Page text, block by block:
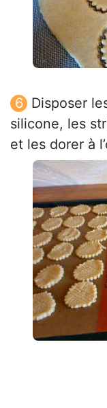
Disposer
silicone, les
et les dorer à